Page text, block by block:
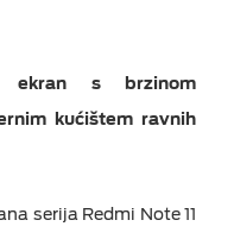
ekran s brzinom
kućištem ravnih
serija Redmi Note 11